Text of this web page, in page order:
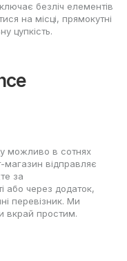
безліч елементів
на місці, прямокутні
цупкість.
можливо в сотнях
магазин відправляє
за
або через додаток,
перевізник. Ми
вкрай простим.